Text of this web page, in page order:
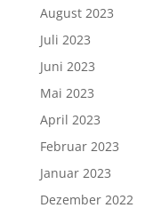
August 2023
Juli 2023
Juni 2023
Mai 2023
April 2023
Februar 2023
Januar 2023
Dezember 2022